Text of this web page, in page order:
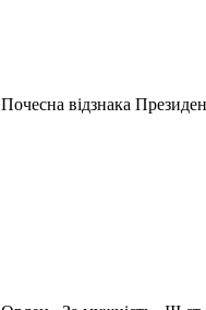
Почесна відзнака